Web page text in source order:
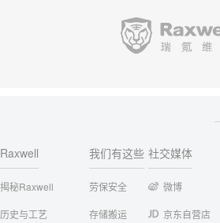
Raxwell
揭秘Raxwell
历史与工艺
我们有这些
劳保安全
存储搬运
社交媒体
微博
京东自营店